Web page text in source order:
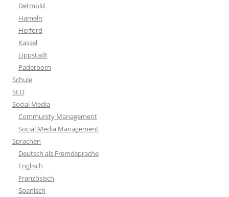
Detmold
Hameln
Herford
Kassel
Lippstadt
Paderborn
Schule
SEO
Social Media
Community Management
Social Media Management
Sprachen
Deutsch als Fremdsprache
Englisch
Französisch
Spanisch